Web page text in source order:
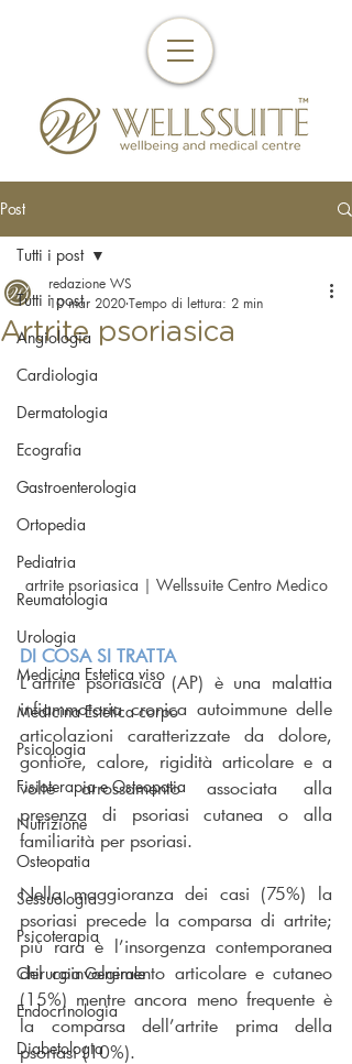
Post
Tutti i post
Angiologia
Cardiologia
Dermatologia
Ecografia
Gastroenterologia
Ortopedia
Pediatria
Reumatologia
Urologia
Medicina Estetica viso
Medicina Estetica corpo
Psicologia
Fisioterapia e Osteopatia
Nutrizione
Osteopatia
Sessuologia
Psicoterapia
Chirurgia Generale
Endocrinologia
Diabetologia
Tutti i post
Artrite psoriasica
redazione WS
10 mar 2020Tempo di lettura: 2 min
artrite psoriasica | Wellssuite Centro Medico
DI COSA SI TRATTA
L’artrite psoriasica (AP) è una malattia
infiammatoria cronica autoimmune delle
articolazioni caratterizzate da dolore,
gonfiore, calore, rigidità articolare e a
volte arrossamento associata alla
presenza di psoriasi cutanea o alla
familiarità per psoriasi.
Nella maggioranza dei casi (75%) la
psoriasi precede la comparsa di artrite;
più rara è l’insorgenza contemporanea
del coinvolgimento articolare e cutaneo
(15%) mentre ancora meno frequente è
la comparsa dell’artrite prima della
psoriasi (10%).